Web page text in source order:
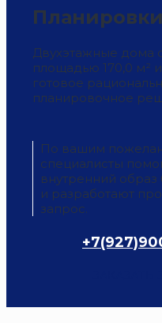
Планировки
Двухэтажные дома
площадью 170,0 м²
готовое
планировочное
По вашим
специалисты
внутренний
и разработают
запрос.